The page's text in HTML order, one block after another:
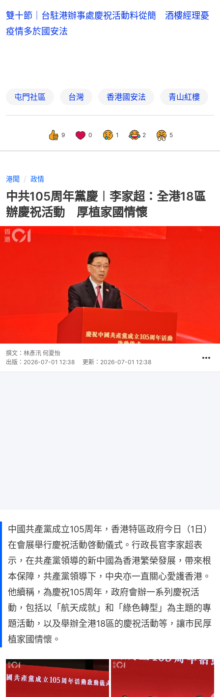
雙十節｜台駐港辦事處慶祝活動料從簡 酒樓經理憂
疫情多於國安法
屯門社區 台灣 香港國安法 青山紅樓
9 0 1 2 5
港聞 政情
中共105周年黨慶︱李家超：全港18區
辦慶祝活動 厚植家國情懷
撰文： 林彥汛 何夏怡
出版： 2026-07-01 12:38 更新： 2026-07-01 12:38
中國共產黨成立105周年，香港特區政府今日（1日）
在會展舉行慶祝活動啓動儀式。行政長官李家超表
示，在共產黨領導的新中國為香港繁榮發展，帶來根
本保障，共產黨領導下，中央亦一直關心愛護香港。
他續稱，為慶祝105周年，政府會辦一系列慶祝活
動，包括以「航天成就」和「綠色轉型」為主題的專
題活動，以及舉辦全港18區的慶祝活動等，讓市民厚
植家國情懷。